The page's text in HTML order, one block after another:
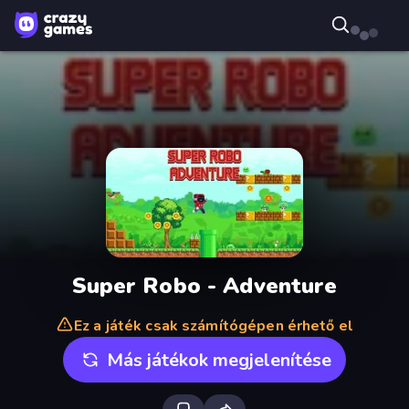
Super Robo - Adventure
Ez a játék csak számítógépen érhető el
Más játékok megjelenítése